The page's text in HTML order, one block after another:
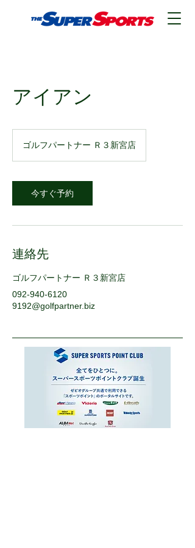
アイアン
ゴルフパートナー Ｒ３新宮店
今すぐ予約
連絡先
ゴルフパートナー Ｒ３新宮店
092-940-6120
9192@golfpartner.biz